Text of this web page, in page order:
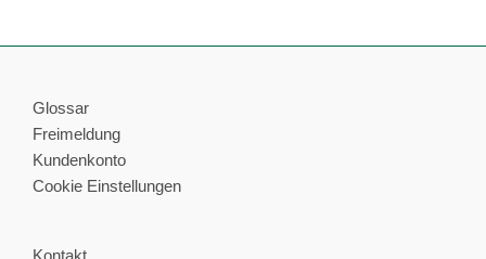
Glossar
Freimeldung
Kundenkonto
Cookie Einstellungen
Kontakt